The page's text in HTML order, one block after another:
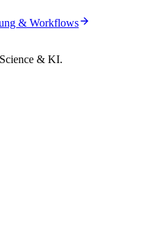
& Workflows
& KI.